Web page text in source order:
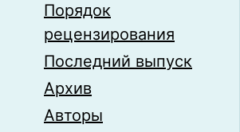
Порядок
рецензирования
Последний выпуск
Архив
Авторы